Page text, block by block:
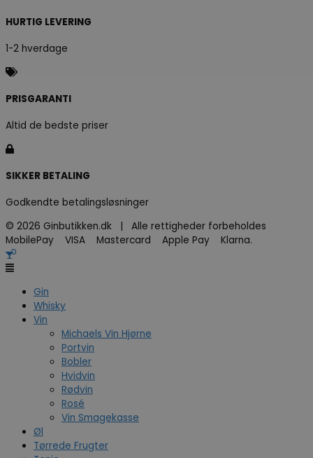
HURTIG LEVERING
1-2 hverdage
PRISGARANTI
Altid de bedste priser
SIKKER BETALING
Godkendte betalingsløsninger
© 2026 Ginbutikken.dk | Alle rettigheder forbeholdes
MobilePay VISA Mastercard Apple Pay Klarna.
Gin
Whisky
Vin
Michaels Vin Hjørne
Portvin
Bobler
Hvidvin
Rødvin
Rosé
Vin Smagekasse
Øl
Tørrede Frugter